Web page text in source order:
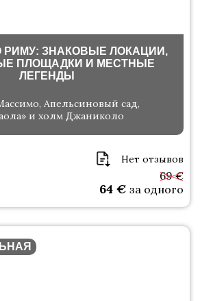
РИМУ: ЗНАКОВЫЕ ЛОКАЦИИ,
ПЛОЩАДКИ И МЕСТНЫЕ
ЛЕГЕНДЫ
Апельсиновый сад,
и холм Джаниколо
Нет отзывов
64 € за одного
69 €